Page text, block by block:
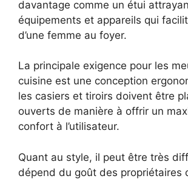
davantage comme un étui
équipements et appareils qui
d’une femme au foyer.
La principale exigence pour les
cuisine est une conception
les casiers et tiroirs doivent être
ouverts de manière à offrir un
confort à l’utilisateur.
Quant au style, il peut être très
dépend du goût des propriétaires